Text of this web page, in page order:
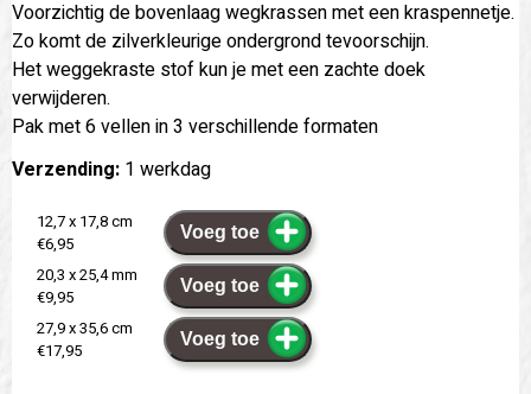
Voorzichtig de bovenlaag wegkrassen met een kraspennetje.
Zo komt de zilverkleurige ondergrond tevoorschijn.
Het weggekraste stof kun je met een zachte doek
verwijderen.
Pak met 6 vellen in 3 verschillende formaten
Verzending: 1 werkdag
12,7 x 17,8 cm
€6,95
Voeg toe
20,3 x 25,4 mm
€9,95
Voeg toe
27,9 x 35,6 cm
€17,95
Voeg toe